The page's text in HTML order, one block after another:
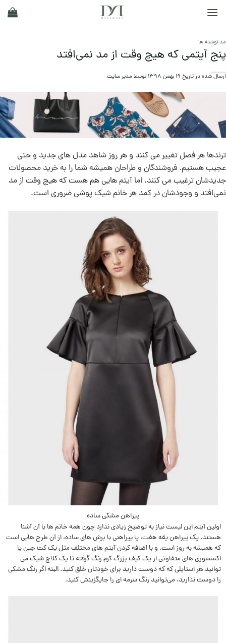
مد نوشته ها
پنج آيتمی که هيچ وقت از مد نمی‌افتد
ارسال شده در تاریخ 19 بهمن 1398 توسط مدیر سایت
ترندها هر فصل تغییر می کنند و هر روز شاهد مدل های جدید و حتی
عجیب هستیم. فروشندگان و طراحان همیشه شما را به خرید محصولات
جدیدشان ترغیب می کنند. اما آیتم هایی هم هست که هیچ وقت از مد
نمی‌افتد و وجودشان در کمد هر خانم شيک پوشی ضروری است.
پيراهن مشکی ساده
اولین آیتم این لیست نیاز به توضیح زیادی ندارد چون همه خانم ها با آن آشنا
هستند. يک پيراهن يقه هفت، يا پيراهنی با برش های ساده،‌ از آن طرح هايی است
که هميشه به روز است. و با اضافه کردن آیتم های مختلف مثل یک کت جین یا
اکسسوری های متفاوتی از یک کیف بزرگ کرم رنگ گرفته تا يک کلاچ شيک می
توانید هر استايلی که که دوست داريد برای خودتان خلق کنيد. البته اگر رنگ مشکی
را دوست ندارید، می‌توانید رنگ سرمه ای را جايگزينش کنيد.